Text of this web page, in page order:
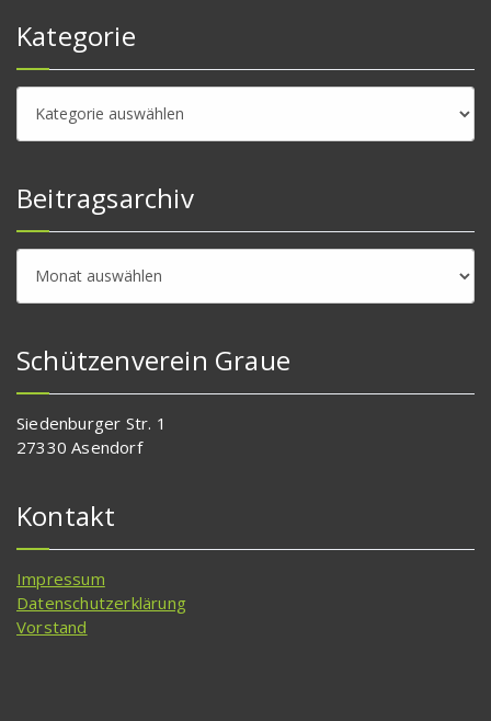
Kategorie
Kategorie
Beitragsarchiv
Beitragsarchiv
Schützenverein Graue
Siedenburger Str. 1
27330 Asendorf
Kontakt
Impressum
Datenschutzerklärung
Vorstand